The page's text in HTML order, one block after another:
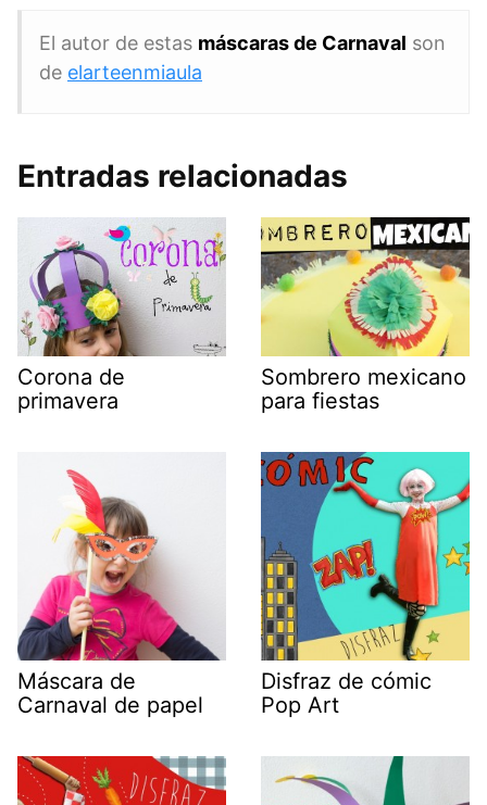
El autor de estas máscaras de Carnaval son
de elarteenmiaula
Entradas relacionadas
Corona de
primavera
Sombrero mexicano
para fiestas
Máscara de
Carnaval de papel
Disfraz de cómic
Pop Art